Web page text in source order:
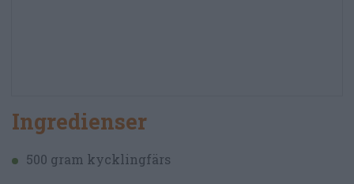
Ingredienser
500 gram kycklingfärs